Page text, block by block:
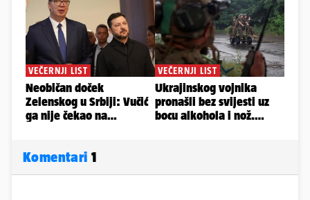
Komentari 1